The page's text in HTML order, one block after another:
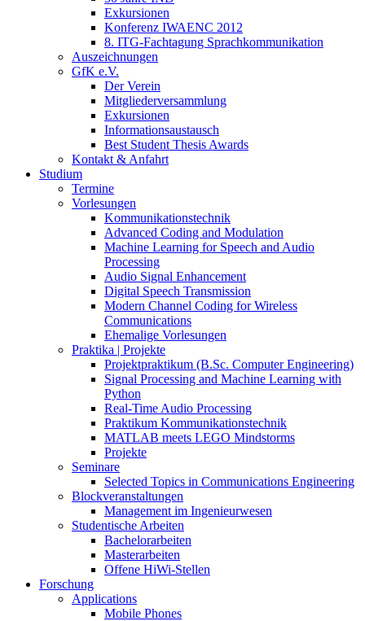
Exkursionen
Konferenz IWAENC 2012
8. ITG-Fachtagung Sprachkommunikation
Auszeichnungen
GfK e.V.
Der Verein
Mitgliederversammlung
Exkursionen
Informationsaustausch
Best Student Thesis Awards
Kontakt & Anfahrt
Studium
Termine
Vorlesungen
Kommunikationstechnik
Advanced Coding and Modulation
Machine Learning for Speech and Audio
Processing
Audio Signal Enhancement
Digital Speech Transmission
Modern Channel Coding for Wireless
Communications
Ehemalige Vorlesungen
Praktika | Projekte
Projektpraktikum (B.Sc. Computer Engineering)
Signal Processing and Machine Learning with
Python
Real-Time Audio Processing
Praktikum Kommunikationstechnik
MATLAB meets LEGO Mindstorms
Projekte
Seminare
Selected Topics in Communications Engineering
Blockveranstaltungen
Management im Ingenieurwesen
Studentische Arbeiten
Bachelorarbeiten
Masterarbeiten
Offene HiWi-Stellen
Forschung
Applications
Mobile Phones